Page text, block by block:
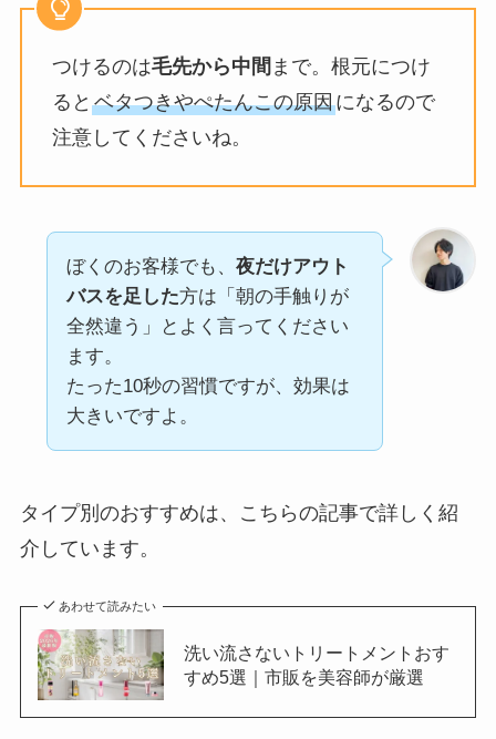
つけるのは毛先から中間 まで。根元につけ
ると ベタつきやぺたんこの原因になるので
注意してくださいね。
ぼくのお客様でも、 夜だけアウト
バスを足した方は「朝の手触りが
全然違う」とよく言ってください
ます。
たった10秒の習慣ですが、効果は
大きいですよ。
タイプ別のおすすめは、こちらの記事で詳しく紹
介しています。
あわせて読みたい
洗い流さないトリートメントおす
すめ5選｜市販を美容師が厳選